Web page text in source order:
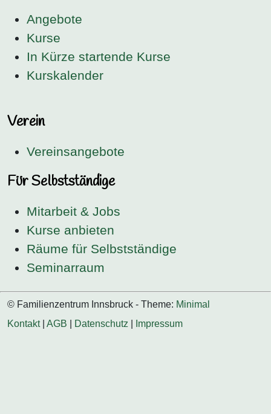
Angebote
Kurse
In Kürze startende Kurse
Kurskalender
Verein
Vereinsangebote
Für Selbstständige
Mitarbeit & Jobs
Kurse anbieten
Räume für Selbstständige
Seminarraum
© Familienzentrum Innsbruck - Theme: Minimal
Kontakt| AGB Datenschutz Impressum